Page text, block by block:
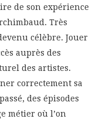
de son expérience
Très
célèbre. Jouer
auprès des
des artistes.
correctement sa
des épisodes
métier où l’on